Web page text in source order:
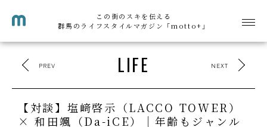
この街のスキを伝える
群馬のライフスタイルマガジン「motto+」
LIFE
PREV NEXT
【対談】塩﨑啓示（LACCO TOWER）
× 和田颯（Da-iCE）｜年齢もジャンル